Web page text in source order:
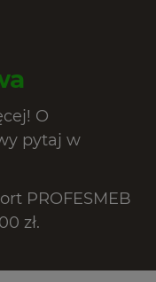
O
pytaj w
PROFESMEB
zł.